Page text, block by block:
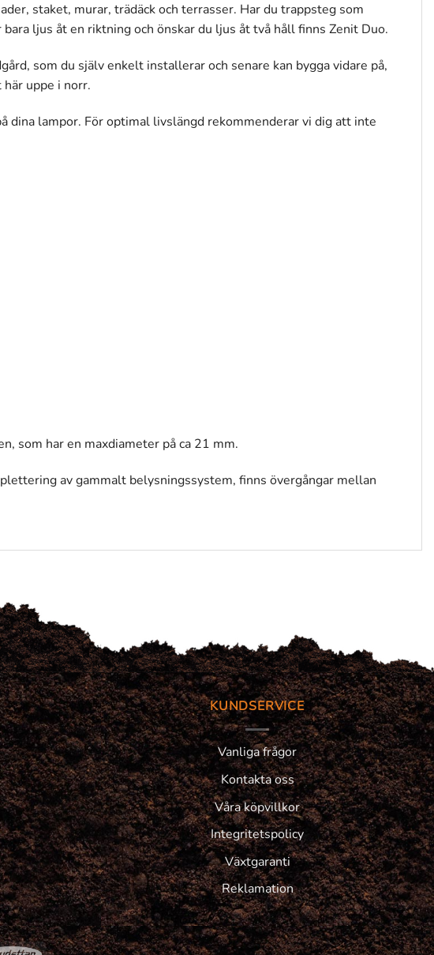
staket, murar, trädäck och terrasser. Har du trappsteg som
ljus åt en riktning och önskar du ljus åt två håll finns Zenit Duo.
som du själv enkelt installerar och senare kan bygga vidare på,
uppe i norr.
dina lampor. För optimal livslängd rekommenderar vi dig att inte
som har en maxdiameter på ca 21 mm.
av gammalt belysningssystem, finns övergångar mellan
KUNDSERVICE
Vanliga frågor
Kontakta oss
Våra köpvillkor
Integritetspolicy
Växtgaranti
Reklamation